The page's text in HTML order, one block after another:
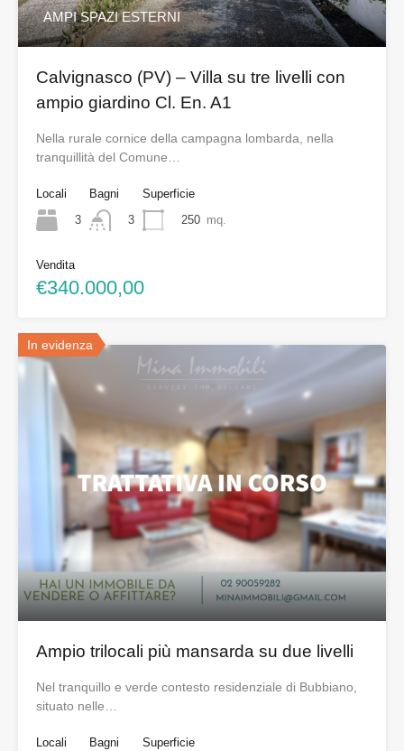
AMPI SPAZI ESTERNI
Calvignasco (PV) – Villa su tre livelli con
ampio giardino Cl. En. A1
Nella rurale cornice della campagna lombarda, nella
tranquillità del Comune…
Locali
3
Bagni
3
Superficie
250 mq.
Vendita
€340.000,00
In evidenza
Ampio trilocali più mansarda su due livelli
Nel tranquillo e verde contesto residenziale di Bubbiano,
situato nelle…
Locali
Bagni
Superficie